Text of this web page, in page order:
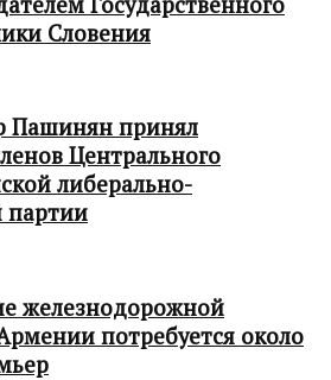
Словения
Пашинян принял
Центрального
либерально-
партии
железнодорожной
потребуется около